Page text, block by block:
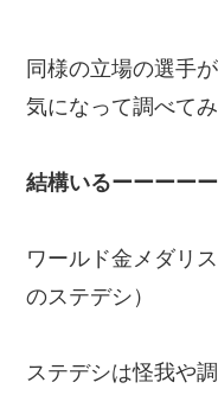
同様の立場の選手
気になって調べて
結構いるーーーーー
ワールド金メダリ
のステデシ）
ステデシは怪我や